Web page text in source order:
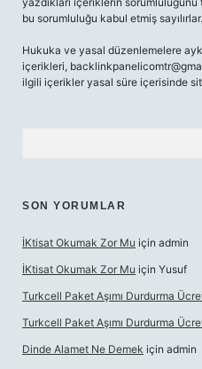
bu sorumluluğu kabul etmiş sayılırlar.
Hukuka ve yasal düzenlemelere
içerikleri,
ilgili içerikler yasal süre içerisinde
SON YORUMLAR
İKtisat Okumak Zor Mu için admin
İKtisat Okumak Zor Mu için Yusuf
Turkcell Paket Aşımı Durdurma
Turkcell Paket Aşımı Durdurma
Dinde Alamet Ne Demek için admin